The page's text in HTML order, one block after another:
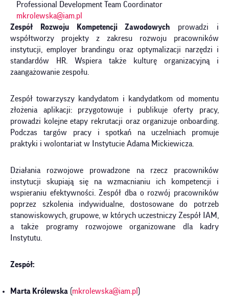
Professional Development Team Coordinator
mkrolewska@iam.pl
Zespół Rozwoju Kompetencji Zawodowych prowadzi i
współtworzy projekty z zakresu rozwoju pracowników
instytucji, employer brandingu oraz optymalizacji narzędzi i
standardów HR. Wspiera także kulturę organizacyjną i
zaangażowanie zespołu.
Zespół towarzyszy kandydatom i kandydatkom od momentu
złożenia aplikacji: przygotowuje i publikuje oferty pracy,
prowadzi kolejne etapy rekrutacji oraz organizuje onboarding.
Podczas targów pracy i spotkań na uczelniach promuje
praktyki i wolontariat w Instytucie Adama Mickiewicza.
Działania rozwojowe prowadzone na rzecz pracowników
instytucji skupiają się na wzmacnianiu ich kompetencji i
wspieraniu efektywności. Zespół dba o rozwój pracowników
poprzez szkolenia indywidualne, dostosowane do potrzeb
stanowiskowych, grupowe, w których uczestniczy Zespół IAM,
a także programy rozwojowe organizowane dla kadry
Instytutu.
Zespół:
Marta Królewska (mkrolewska@iam.pl )